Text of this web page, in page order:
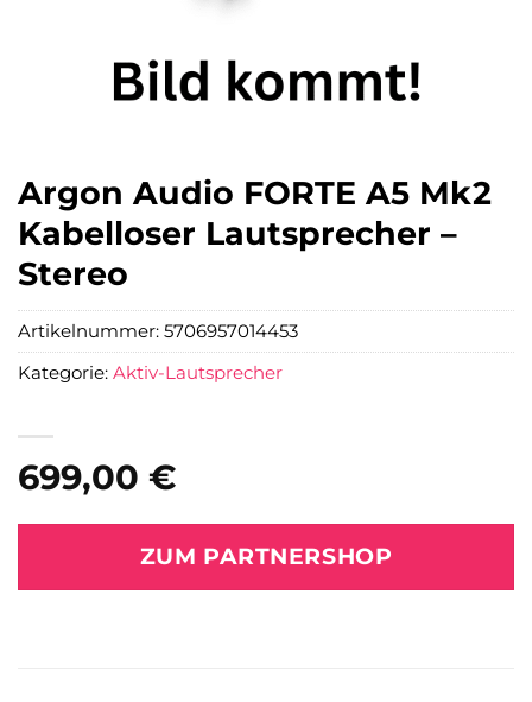
Argon Audio FORTE A5 Mk2
Kabelloser Lautsprecher –
Stereo
699,00 €
ZUM PARTNERSHOP
Artikelnummer: 5706957014453
Kategorie: Aktiv-Lautsprecher